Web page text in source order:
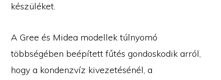
készüléket.
A Gree és Midea modellek túlnyomó
többségében beépített fűtés gondoskodik arról,
hogy a kondenzvíz kivezetésénél, a